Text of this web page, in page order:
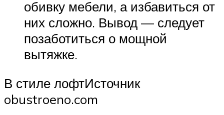
обивку мебели, а избавиться от
них сложно. Вывод — следует
позаботиться о мощной
вытяжке.
В стиле лофтИсточник
obustroeno.com